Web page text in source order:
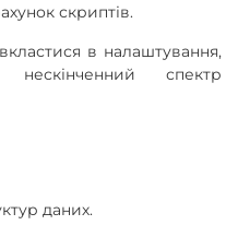
скриптів.
в налаштування,
спектр
даних.